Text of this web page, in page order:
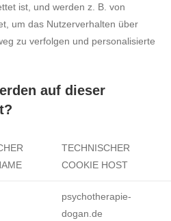
ist, und werden z. B. von
um das Nutzerverhalten über
zu verfolgen und personalisierte
auf dieser
TECHNISCHER
COOKIE HOST
psychotherapie-
dogan.de